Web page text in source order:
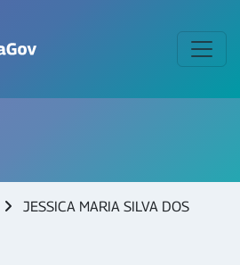
JESSICA MARIA SILVA DOS